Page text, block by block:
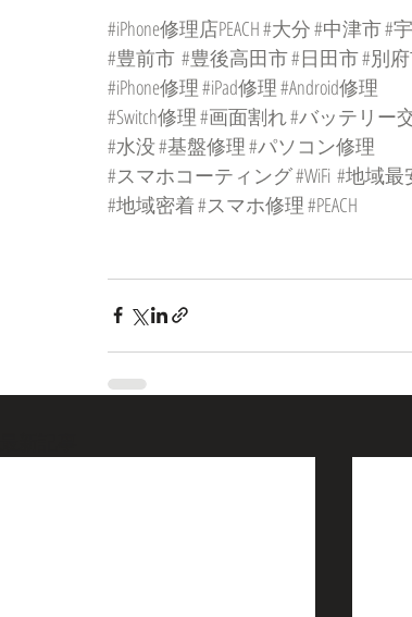
#iPhone修理店PEACH#大分#中津市#
#豊前市 #豊後高田市#日田市#別
#iPhone修理#iPad修理#Android修理
#Switch修理#画面割れ#バッテリー
#水没#基盤修理#パソコン修理
#スマホコーティング#WiFi #地域最
#地域密着#スマホ修理#PEACH